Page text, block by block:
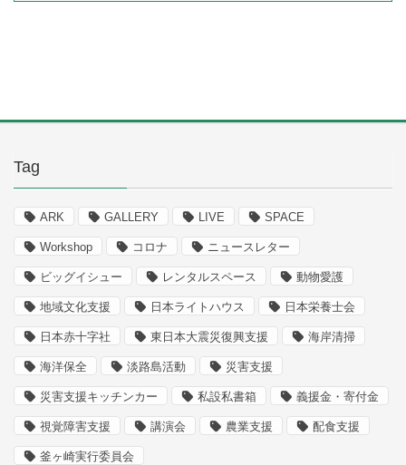
Tag
ARK GALLERY LIVE SPACE
Workshop コロナ ニュースレター
ビッグイシュー レンタルスペース 動物愛護
地域文化支援 日本ライトハウス 日本栄養士会
日本赤十字社 東日本大震災復興支援 海岸清掃
海洋保全 淡路島活動 災害支援
災害支援キッチンカー 私設私書箱 義援金・寄付金
視覚障害支援 講演会 農業支援 配食支援
釜ヶ崎実行委員会